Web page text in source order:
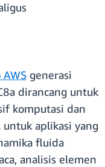
generasi
dirancang untuk
komputasi dan
aplikasi yang
fluida
analisis elemen